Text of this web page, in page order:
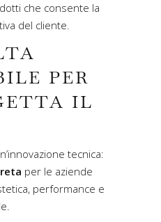
che consente la
del cliente.
PER
IL
tecnica:
per le aziende
performance e